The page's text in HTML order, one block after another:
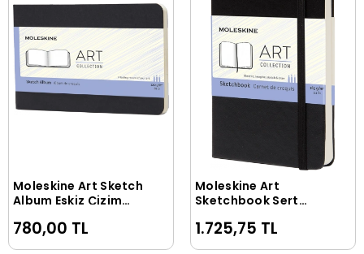
Sepete Ekle
Moleskine Art Sketch
Album Eskiz Çizim
gr. 72 Sayfa Siyah
780,00 TL
Sepete Ekle
Moleskine Art
Sketchbook Sert
Defteri 11.5x18 cm.
165 gr. 80 Sayfa
1.725,75 TL